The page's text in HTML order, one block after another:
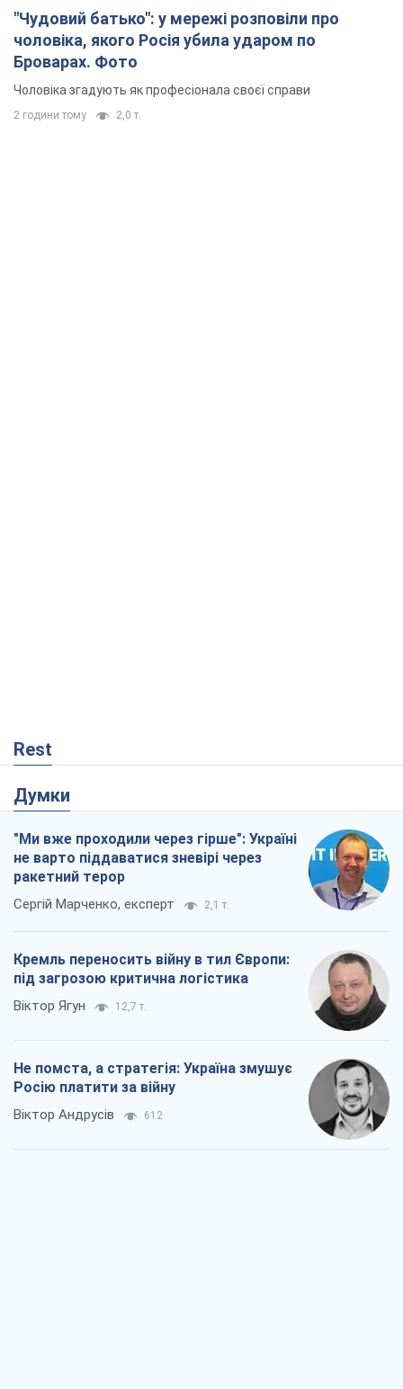
"Чудовий батько": у мережі розповіли про
чоловіка, якого Росія убила ударом по
Броварах. Фото
Чоловіка згадують як професіонала своєї справи
2 години тому 2,0 т.
Rest
Думки
"Ми вже проходили через гірше": Україні
не варто піддаватися зневірі через
ракетний терор
Сергій Марченко, експерт 2,1 т.
Кремль переносить війну в тил Європи:
під загрозою критична логістика
Віктор Ягун 12,7 т.
Не помста, а стратегія: Україна змушує
Росію платити за війну
Віктор Андрусів 612